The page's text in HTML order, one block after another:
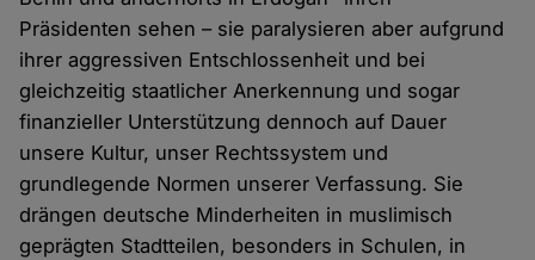
Präsidenten sehen – sie paralysieren aber aufgrund
ihrer aggressiven Entschlossenheit und bei
gleichzeitig staatlicher Anerkennung und sogar
finanzieller Unterstützung dennoch auf Dauer
unsere Kultur, unser Rechtssystem und
grundlegende Normen unserer Verfassung. Sie
drängen deutsche Minderheiten in muslimisch
geprägten Stadtteilen, besonders in Schulen, in